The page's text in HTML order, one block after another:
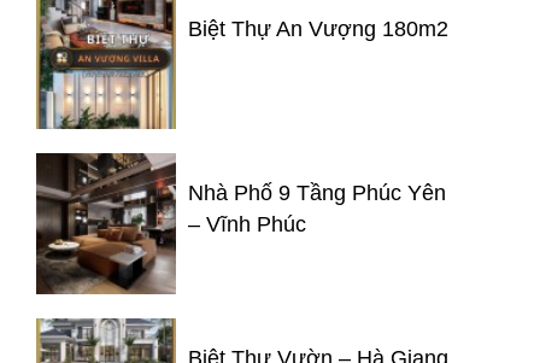
Biệt Thự An Vượng 180m2
Nhà Phố 9 Tầng Phúc Yên
– Vĩnh Phúc
Biệt Thự Vườn – Hà Giang